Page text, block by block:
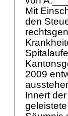
Mit
den
2009
Innert